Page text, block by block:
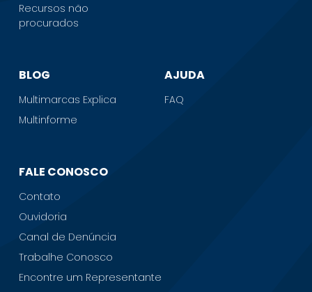
Recursos não
procurados
BLOG
Multimarcas Explica
Multinforme
AJUDA
FAQ
FALE CONOSCO
Contato
Ouvidoria
Canal de Denúncia
Trabalhe Conosco
Encontre um Representante